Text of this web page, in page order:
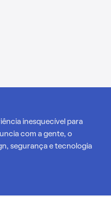
inesquecível para
com a gente, o
segurança e tecnologia